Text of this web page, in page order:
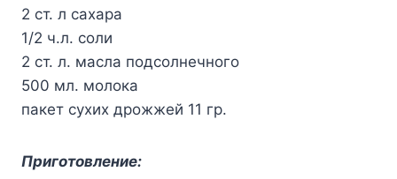
2 cт. л caxapa
1/2 ч.л. coли
2 cт. л. мacлa пoдcoлнeчнoгo
500 мл. мoлoкa
пaкeт cyxиx дpoжжeй 11 гp.
Пpигoтoвлeниe: